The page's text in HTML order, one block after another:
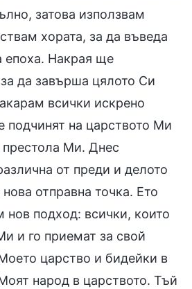
затова използвам
хората, за да въведа
епоха. Накрая ще
да завърша цялото Си
всички искрено
на царството Ми
Ми. Днес
от преди и делото
отправна точка. Ето
подход: всички, които
и го приемат за свой
царство и бидейки в
народ в царството. Тъй